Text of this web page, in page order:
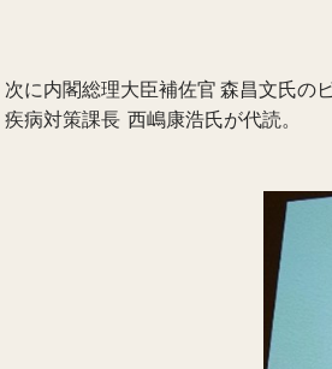
次に内閣総理大臣補佐官 森昌文氏の
疾病対策課長 西嶋康浩氏が代読。